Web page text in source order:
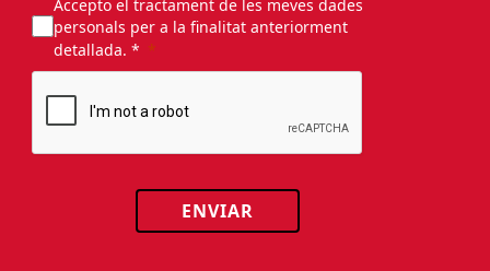
Responsable: FOMENT DEL TREBALL NACIONAL.
escau, per a prospecció comercial.
Més informació i drets: Política de privacitat.